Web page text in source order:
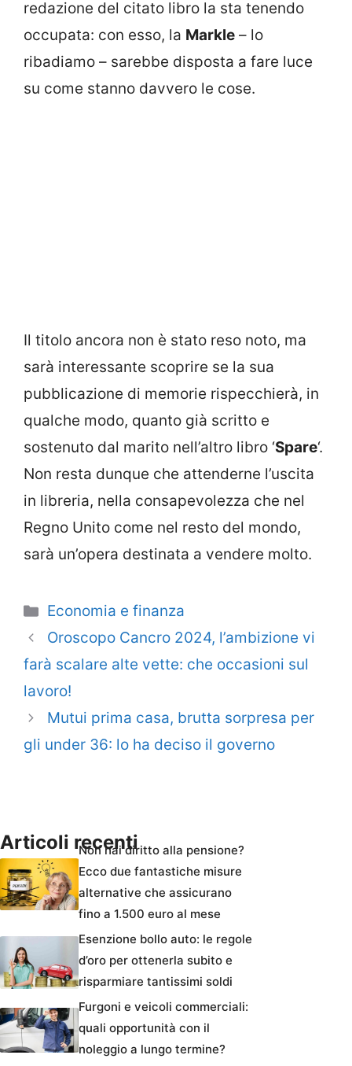
redazione del citato libro la sta tenendo
occupata: con esso, la Markle – lo
ribadiamo – sarebbe disposta a fare luce
su come stanno davvero le cose.
Il titolo ancora non è stato reso noto, ma
sarà interessante scoprire se la sua
pubblicazione di memorie rispecchierà, in
qualche modo, quanto già scritto e
sostenuto dal marito nell’altro libro ‘Spare‘.
Non resta dunque che attenderne l’uscita
in libreria, nella consapevolezza che nel
Regno Unito come nel resto del mondo,
sarà un’opera destinata a vendere molto.
Categorie
Economia e finanza
Oroscopo Cancro 2024, l’ambizione vi
farà scalare alte vette: che occasioni sul
lavoro!
Mutui prima casa, brutta sorpresa per
gli under 36: lo ha deciso il governo
Articoli recentiNon hai diritto alla pensione?
Ecco due fantastiche misure
alternative che assicurano
fino a 1.500 euro al mese
Esenzione bollo auto: le regole
d’oro per ottenerla subito e
risparmiare tantissimi soldi
Furgoni e veicoli commerciali:
quali opportunità con il
noleggio a lungo termine?